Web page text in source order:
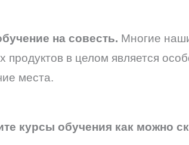
на совесть. Многие
продуктов в целом является
места.
курсы обучения как можно